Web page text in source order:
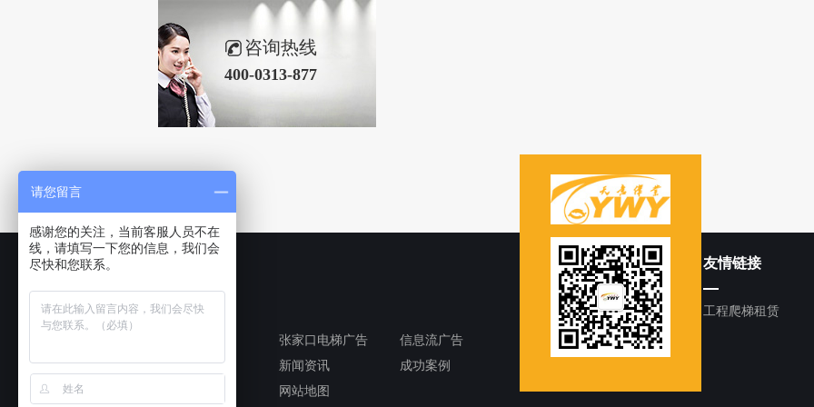
咨询热线
400-0313-877
快速导航
张家口电梯广告
信息流广告
广告牌制作
新闻资讯
成功案例
网站地图
友情链接
工程爬梯租赁
请您留言
感谢您的关注，当前客服人员不在
线，请填写一下您的信息，我们会
尽快和您联系。